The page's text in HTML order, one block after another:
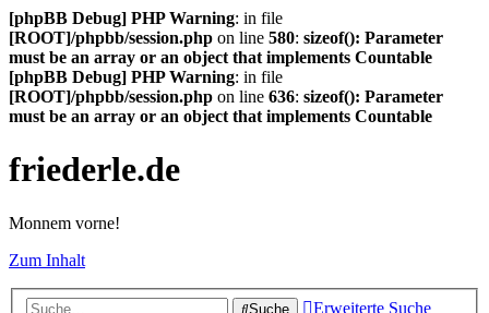
[phpBB Debug] PHP Warning: in file
[ROOT]/phpbb/session.php on line 580: sizeof(): Parameter
must be an array or an object that implements Countable
[phpBB Debug] PHP Warning: in file
[ROOT]/phpbb/session.php on line 636: sizeof(): Parameter
must be an array or an object that implements Countable
friederle.de
Monnem vorne!
Zum Inhalt
Suche Erweiterte Suche